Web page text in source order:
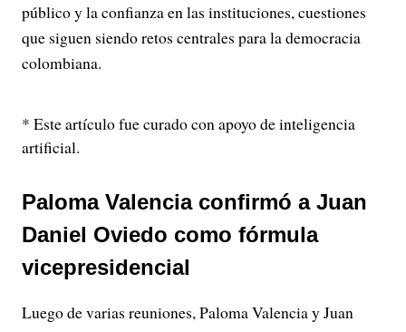
público y la confianza en las instituciones, cuestiones
que siguen siendo retos centrales para la democracia
colombiana.
* Este artículo fue curado con apoyo de inteligencia
artificial.
Paloma Valencia confirmó a Juan
Daniel Oviedo como fórmula
vicepresidencial
Luego de varias reuniones, Paloma Valencia y Juan